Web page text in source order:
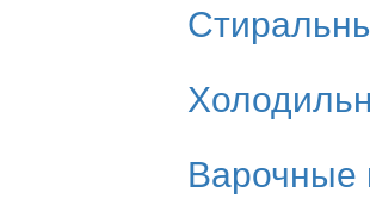
Варочные